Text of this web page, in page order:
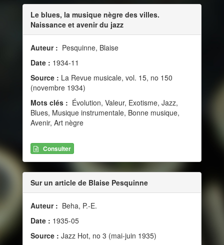
Le blues, la musique nègre des villes.
Naissance et avenir du jazz
Auteur : Pesquinne, Blaise
Date : 1934-11
Source : La Revue musicale, vol. 15, no 150
(novembre 1934)
Mots clés : Évolution, Valeur, Exotisme, Jazz,
Blues, Musique instrumentale, Bonne musique,
Avenir, Art nègre
Consulter
Sur un article de Blaise Pesquinne
Auteur : Beha, P.-E.
Date : 1935-05
Source : Jazz Hot, no 3 (mai-juin 1935)